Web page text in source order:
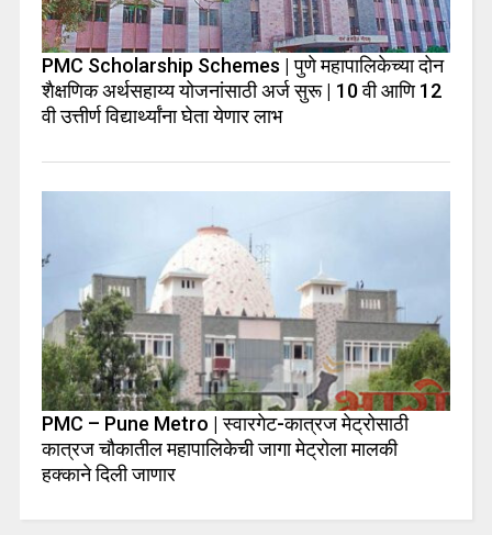
PMC Scholarship Schemes | पुणे महापालिकेच्या दोन
शैक्षणिक अर्थसहाय्य योजनांसाठी अर्ज सुरू | 10 वी आणि 12
वी उत्तीर्ण विद्यार्थ्यांना घेता येणार लाभ
PMC – Pune Metro | स्वारगेट-कात्रज मेट्रोसाठी
कात्रज चौकातील महापालिकेची जागा मेट्रोला मालकी
हक्काने दिली जाणार